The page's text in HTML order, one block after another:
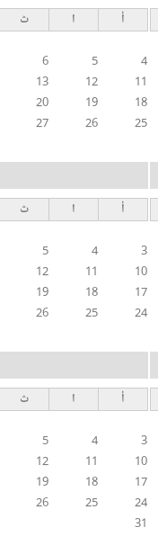
أ ا ث
4
5
6
11
12
13
18
19
20
25
26
27
أ ا ث
3
4
5
10
11
12
17
18
19
24
25
26
أ ا ث
3
4
5
10
11
12
17
18
19
24
25
26
31